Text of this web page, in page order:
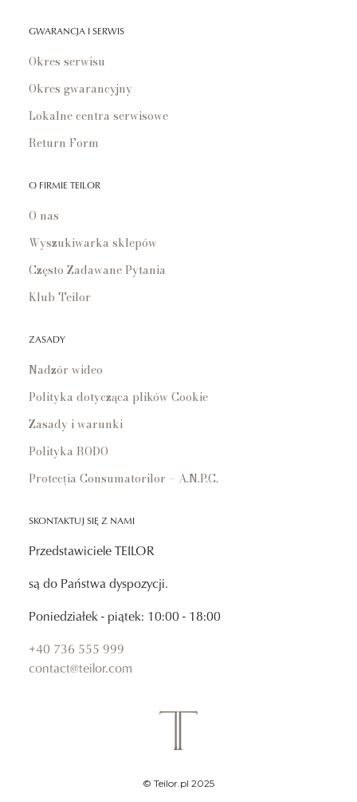
GWARANCJA I SERWIS
Okres serwisu
Okres gwarancyjny
Lokalne centra serwisowe
Return Form
O FIRMIE TEILOR
O nas
Wyszukiwarka sklepów
Często Zadawane Pytania
Klub Teilor
ZASADY
Nadzór wideo
Polityka dotycząca plików Cookie
Zasady i warunki
Polityka RODO
Protecția Consumatorilor – A.N.P.C.
SKONTAKTUJ SIĘ Z NAMI
Przedstawiciele TEILOR
są do Państwa dyspozycji.
Poniedziałek - piątek: 10:00 - 18:00
+40 736 555 999
contact@teilor.com
© Teilor.pl 2025